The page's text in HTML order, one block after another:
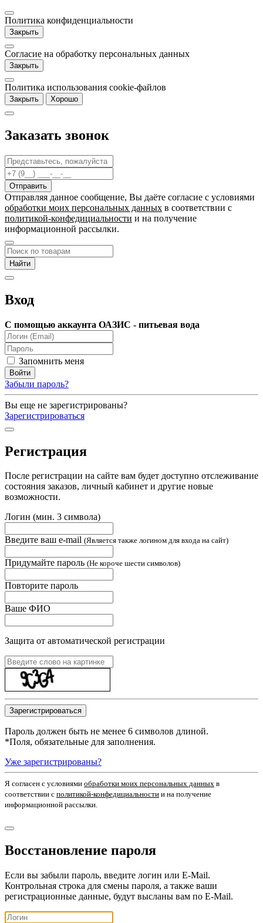
Политика конфиденциальности
Закрыть
Согласие на обработку персональных данных
Закрыть
Политика использования cookie-файлов
Закрыть Хорошо
Заказать звонок
Отправляя данное сообщение, Вы даёте согласие c условиями
обработки моих персональных данных в соответствии с
политикой-конфедициальности и на получение
информационной рассылки.
Вход
С помощью аккаунта ОАЗИС - питьевая вода
Запомнить меня
Забыли пароль?
Вы еще не зарегистрированы?
Зарегистрироваться
Регистрация
После регистрации на сайте вам будет доступно отслеживание
состояния заказов, личный кабинет и другие новые
возможности.
Логин (мин. 3 символа)
Введите ваш e-mail (Является также логином для входа на сайт)
Придумайте пароль (Не короче шести символов)
Повторите пароль
Ваше ФИО
Защита от автоматической регистрации
Пароль должен быть не менее 6 символов длиной.
*Поля, обязательные для заполнения.
Уже зарегистрированы?
Я согласен c условиями обработки моих персональных данных в
соответствии с политикой-конфедициальности и на получение
информационной рассылки.
Восстановление пароля
Если вы забыли пароль, введите логин или E-Mail.
Контрольная строка для смены пароля, а также ваши
регистрационные данные, будут высланы вам по E-Mail.